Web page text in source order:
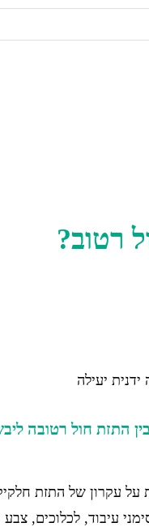
רטוב?
התזת חול רטובה
על עקרון של התזת
עיבוד, לכלוכים, צבע